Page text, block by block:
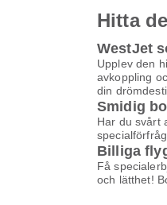
Hitta
WestJet
Upplev den
avkoppling
din
Smidig
Har du svårt
Billiga
Få
och lätthet!